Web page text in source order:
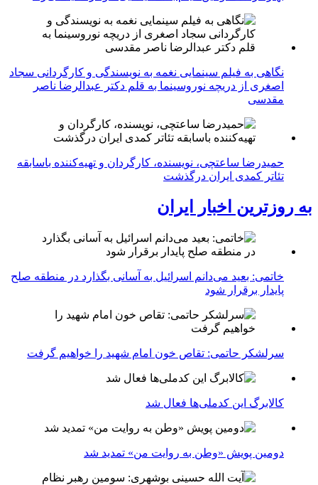
نگاهی به فیلم سینمایی نغمه به نویسندگی و کارگردانی سجاد
اصغری از دریچه نوروسینما به قلم دکتر عبدالرضا ناصر
مقدسی
حمیدرضا ساعتچی، نویسنده، کارگردان و تهیه‌کننده باسابقه
تئاتر کمدی ایران درگذشت
به روزترین اخبار ایران
خاتمی: بعید می‌دانم اسرائیل به آسانی بگذارد در منطقه صلح
پایدار برقرار شود
سرلشکر حاتمی: تقاص خون امام شهید را خواهیم گرفت
کالابرگ این کدملی‌ها فعال شد
دومین پویش «وطن به روایت من» تمدید شد